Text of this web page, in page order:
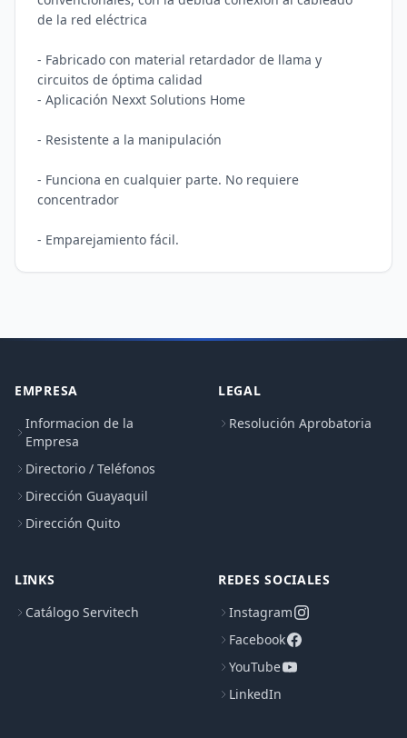
de la red eléctrica
- Fabricado con material retardador de llama y
circuitos de óptima calidad
- Aplicación Nexxt Solutions Home
- Resistente a la manipulación
- Funciona en cualquier parte. No requiere
concentrador
EMPRESA
Informacion de la
Empresa
Directorio / Teléfonos
Dirección Guayaquil
Dirección Quito
LEGAL
Resolución Aprobatoria
LINKS
Catálogo Servitech
REDES SOCIALES
Instagram
Facebook
YouTube
LinkedIn